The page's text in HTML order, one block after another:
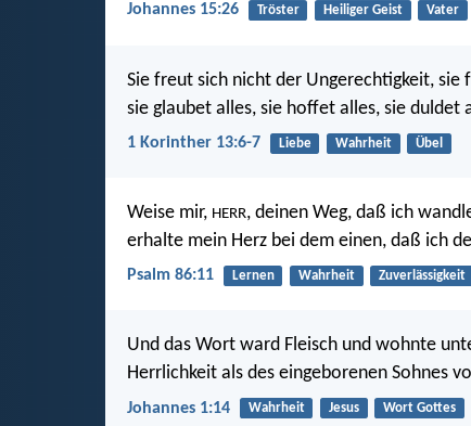
Johannes 15:26 Tröster Heiliger Geist Vater
Sie freut sich nicht der Ungerechtigkeit,
sie glaubet alles, sie hoffet alles, sie duldet
1 Korinther 13:6-7 Liebe Wahrheit Übel
Weise mir, HERR, deinen Weg, daß ich
erhalte mein Herz bei dem einen, daß ich
Psalm 86:11 Lernen Wahrheit Zuverlässigkeit
Und das Wort ward Fleisch und wohnte
Herrlichkeit als des eingeborenen Sohnes
Johannes 1:14 Wahrheit Jesus Wort Gottes